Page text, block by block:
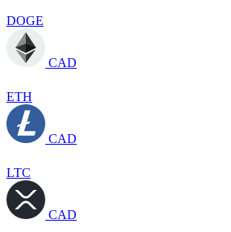
DOGE
CAD
ETH
CAD
LTC
CAD